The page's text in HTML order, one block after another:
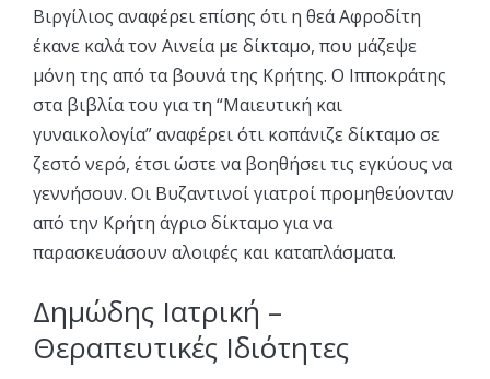
Βιργίλιος αναφέρει επίσης ότι η θεά Αφροδίτη
έκανε καλά τον Αινεία με δίκταμο, που μάζεψε
μόνη της από τα βουνά της Κρήτης. Ο Ιπποκράτης
στα βιβλία του για τη “Μαιευτική και
γυναικολογία” αναφέρει ότι κοπάνιζε δίκταμο σε
ζεστό νερό, έτσι ώστε να βοηθήσει τις εγκύους να
γεννήσουν. Οι Βυζαντινοί γιατροί προμηθεύονταν
από την Κρήτη άγριο δίκταμο για να
παρασκευάσουν αλοιφές και καταπλάσματα.
Δημώδης Ιατρική –
Θεραπευτικές Ιδιότητες